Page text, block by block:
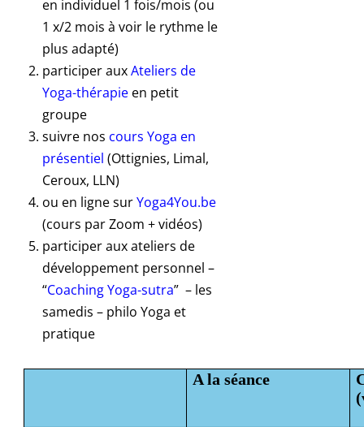
en individuel 1 fois/mois (ou
1 x/2 mois à voir le rythme le
plus adapté)
participer auxAteliers de
Yoga-thérapieen petit
groupe
suivre nos cours Yoga en
présentiel (Ottignies, Limal,
Ceroux, LLN)
ou en ligne surYoga4You.be
(cours par Zoom + vidéos)
participer aux ateliers de
développement personnel –
“Coaching Yoga-sutra” – les
samedis – philo Yoga et
pratique
A la séance